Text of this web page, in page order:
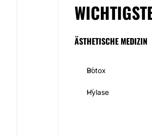
ÄSTHETISCHE MEDIZIN
Botox
Hylase